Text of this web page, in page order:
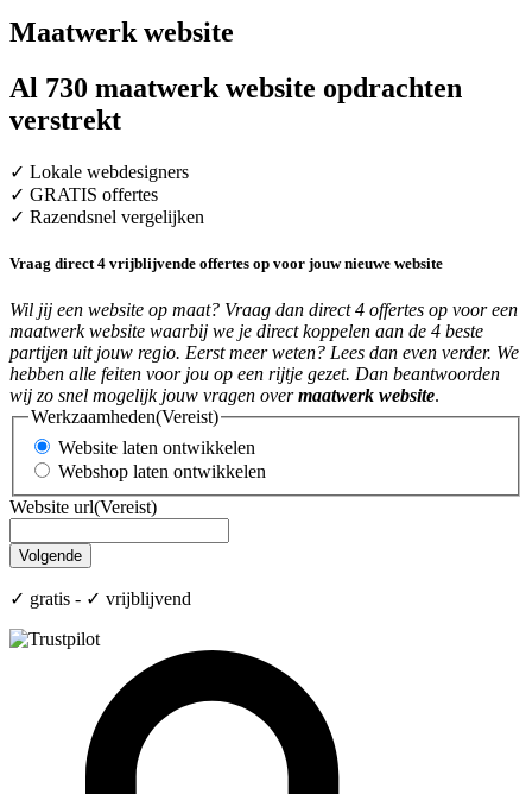
Maatwerk website
Al 730 maatwerk website opdrachten
verstrekt
✓ Lokale webdesigners
✓ GRATIS offertes
✓ Razendsnel vergelijken
Vraag direct 4 vrijblijvende offertes op voor jouw nieuwe website
Wil jij een website op maat? Vraag dan direct 4 offertes op voor een
maatwerk website waarbij we je direct koppelen aan de 4 beste
partijen uit jouw regio. Eerst meer weten? Lees dan even verder. We
hebben alle feiten voor jou op een rijtje gezet. Dan beantwoorden
wij zo snel mogelijk jouw vragen overmaatwerk website.
Werkzaamheden(Vereist)
Website laten ontwikkelen
Webshop laten ontwikkelen
Website url(Vereist)
✓ gratis - ✓ vrijblijvend